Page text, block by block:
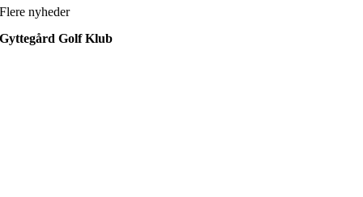
Flere nyheder
Gyttegård Golf Klub